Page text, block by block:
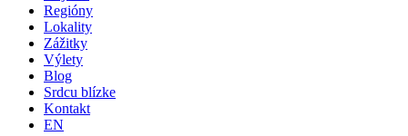
Regióny
Lokality
Zážitky
Výlety
Blog
Srdcu blízke
Kontakt
EN